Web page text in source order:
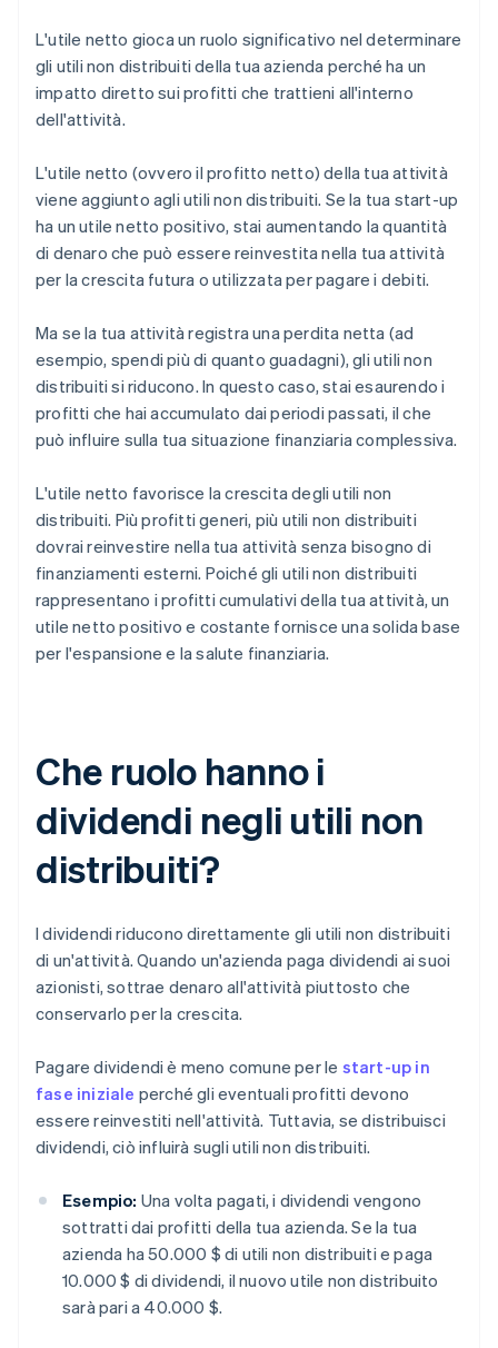
L'utile netto gioca un ruolo significativo nel determinare
gli utili non distribuiti della tua azienda perché ha un
impatto diretto sui profitti che trattieni all'interno
dell'attività.
L'utile netto (ovvero il profitto netto) della tua attività
viene aggiunto agli utili non distribuiti. Se la tua start-up
ha un utile netto positivo, stai aumentando la quantità
di denaro che può essere reinvestita nella tua attività
per la crescita futura o utilizzata per pagare i debiti.
Ma se la tua attività registra una perdita netta (ad
esempio, spendi più di quanto guadagni), gli utili non
distribuiti si riducono. In questo caso, stai esaurendo i
profitti che hai accumulato dai periodi passati, il che
può influire sulla tua situazione finanziaria complessiva.
L'utile netto favorisce la crescita degli utili non
distribuiti. Più profitti generi, più utili non distribuiti
dovrai reinvestire nella tua attività senza bisogno di
finanziamenti esterni. Poiché gli utili non distribuiti
rappresentano i profitti cumulativi della tua attività, un
utile netto positivo e costante fornisce una solida base
per l'espansione e la salute finanziaria.
Che ruolo hanno i
dividendi negli utili non
distribuiti?
I dividendi riducono direttamente gli utili non distribuiti
di un'attività. Quando un'azienda paga dividendi ai suoi
azionisti, sottrae denaro all'attività piuttosto che
conservarlo per la crescita.
Pagare dividendi è meno comune per le start-up in
fase iniziale perché gli eventuali profitti devono
essere reinvestiti nell'attività. Tuttavia, se distribuisci
dividendi, ciò influirà sugli utili non distribuiti.
Esempio: Una volta pagati, i dividendi vengono
sottratti dai profitti della tua azienda. Se la tua
azienda ha 50.000 $ di utili non distribuiti e paga
10.000 $ di dividendi, il nuovo utile non distribuito
sarà pari a 40.000 $.